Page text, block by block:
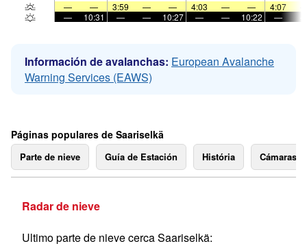
—
— 3:59 — — 4:03 — — 4:07
—
10:31 — — 10:27 — — 10:22 —
Información de avalanchas: European Avalanche
Warning Services (EAWS)
Páginas populares de Saariselkä
Parte de nieve Guía de Estación História Cámaras
Radar de nieve
Ultimo parte de nieve cerca Saariselkä: